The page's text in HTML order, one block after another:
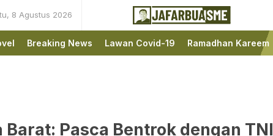
8 Agustus 2026
JafarBua
Ini bukan Media Online,
Ini Jafarbuaisme.com
Breaking News Lawan Covid-19 Ramadhan Kareem
Barat: Pasca Bentrok dengan TNI